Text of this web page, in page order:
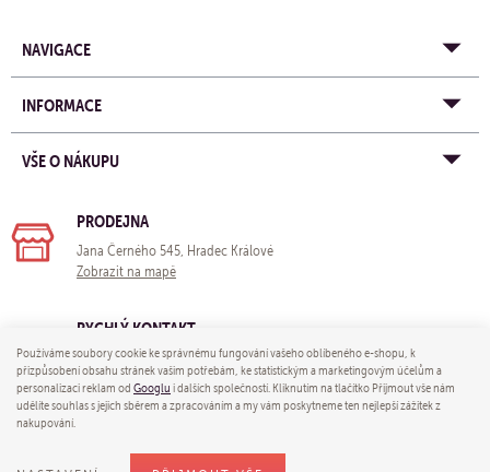
NAVIGACE
INFORMACE
VŠE O NÁKUPU
PRODEJNA
Jana Černého 545, Hradec Králové
Zobrazit na mapě
RYCHLÝ KONTAKT
e-mail:obchod@yogastore.cz
tel: +420 703 680 005
© 2026 Yoga store - e-mail:obchod@yogastore.cz
Používáme soubory cookie ke správnému fungování vašeho oblíbeného e-shopu, k
přizpůsobení obsahu stránek vašim potřebám, ke statistickým a marketingovým účelům a
personalizaci reklam odGooglui dalších společností. Kliknutím na tlačítko Přijmout vše nám
udělíte souhlas s jejich sběrem a zpracováním a my vám poskytneme ten nejlepší zážitek z
nakupování.